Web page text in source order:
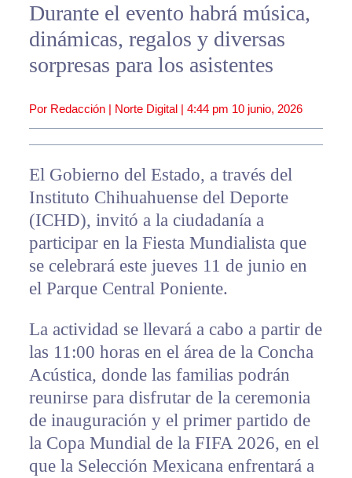
Durante el evento habrá música,
dinámicas, regalos y diversas
sorpresas para los asistentes
Por Redacción | Norte Digital | 4:44 pm 10 junio, 2026
El Gobierno del Estado, a través del
Instituto Chihuahuense del Deporte
(ICHD), invitó a la ciudadanía a
participar en la Fiesta Mundialista que
se celebrará este jueves 11 de junio en
el Parque Central Poniente.
La actividad se llevará a cabo a partir de
las 11:00 horas en el área de la Concha
Acústica, donde las familias podrán
reunirse para disfrutar de la ceremonia
de inauguración y el primer partido de
la Copa Mundial de la FIFA 2026, en el
que la Selección Mexicana enfrentará a